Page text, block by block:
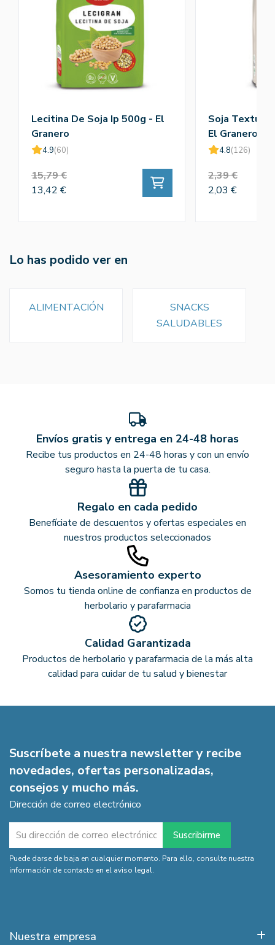
Lecitina De Soja Ip 500g - El
Granero
4.9(60)
15,79 €
13,42 €
Soja
El Granero
4.8(126)
2,39 €
2,03 €
Lo has podido ver en
ALIMENTACIÓN
SNACKS
SALUDABLES
Envíos gratis y entrega en 24-48 horas
Recibe tus productos en 24-48 horas y con un envío
seguro hasta la puerta de tu casa.
Regalo en cada pedido
Benefíciate de descuentos y ofertas especiales en
nuestros productos seleccionados
Asesoramiento experto
Somos tu tienda online de confianza en productos de
herbolario y parafarmacia
Calidad Garantizada
Productos de herbolario y parafarmacia de la más alta
calidad para cuidar de tu salud y bienestar
Suscríbete a nuestra newsletter y recibe
novedades, ofertas personalizadas,
consejos y mucho más.
Dirección de correo electrónico
Puede darse de baja en cualquier momento. Para ello, consulte nuestra
información de contacto en el aviso legal.
Nuestra empresa